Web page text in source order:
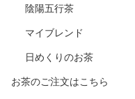
陰陽五行茶
マイブレンド
日めくりのお茶
お茶のご注文はこちら